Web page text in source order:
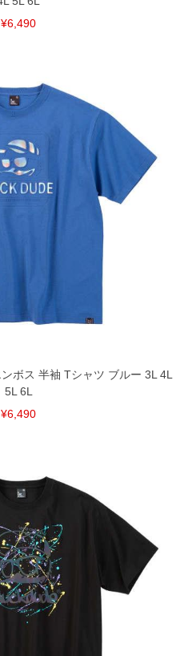
¥6,490
ボス 半袖 Tシャツ ブルー 3L 4L
5L 6L
¥6,490